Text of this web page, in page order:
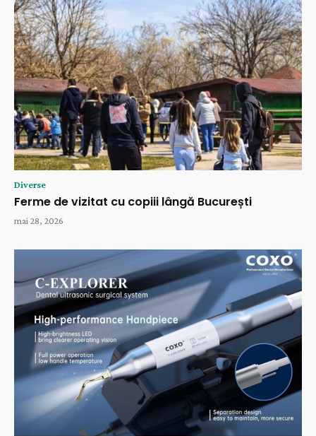
Diverse
Ferme de vizitat cu copiii lângă București
mai 28, 2026